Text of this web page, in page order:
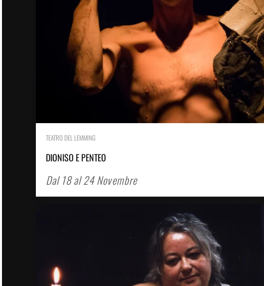
TEATRO DEL LEMMING
DIONISO E PENTEO
Dal 18 al 24 Novembre